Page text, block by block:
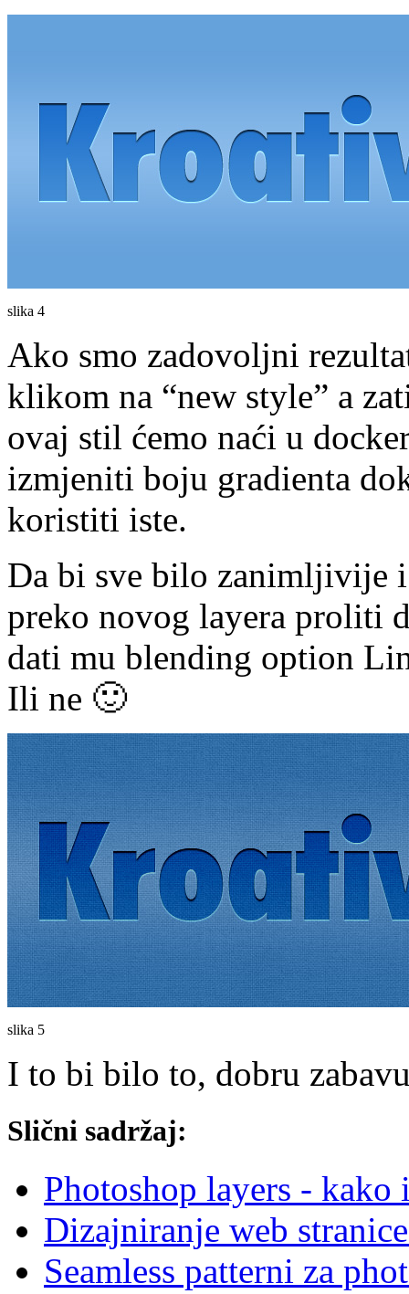
slika 4
Ako smo zadovoljni
klikom na “new style” a
ovaj stil ćemo naći u
izmjeniti boju gradienta
koristiti iste.
Da bi sve bilo zanimljivije
preko novog layera proliti
dati mu blending option
Ili ne 🙂
slika 5
I to bi bilo to, dobru
Slični sadržaj:
Photoshop layers -
Dizajniranje web
Seamless patterni za